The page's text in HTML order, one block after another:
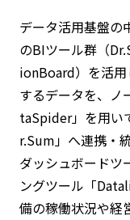
データ活用基盤の
のBIツール群（
ionBoard）を活
するデータを、ノ
taSpider」を用い
r.Sum」へ連携・
ダッシュボード
ングツール「
備の稼働状況や経